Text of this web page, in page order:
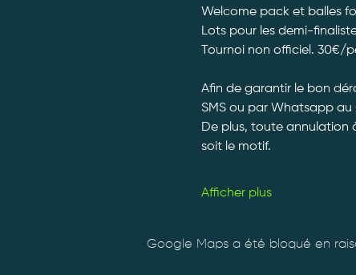
Welcome pack et balles
Lots pour les demi-
Tournoi non officiel. 30€/
Afin de garantir le bon
SMS ou par Whatsapp au
De plus, toute annulation
soit le motif.
Afficher plus
Google Maps a été bloqué en